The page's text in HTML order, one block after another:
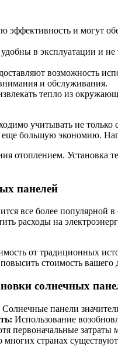
эффективность и могут
удобны в эксплуатации и не
возможность
и обслуживания.
тепло из
учитывать не
еще большую экономию.
отоплением. Установка
панелей
все более
расходы на
от традиционных
стоимость
солнечных
Солнечные панели
Использование
первоначальные затраты
многих странах